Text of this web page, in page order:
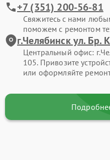
+7 (351) 200-56-81
Свяжитесь с нами
поможем с ремонтом
г.Челябинск ул.
Центральный офис:
105. Привозите
или оформляйте